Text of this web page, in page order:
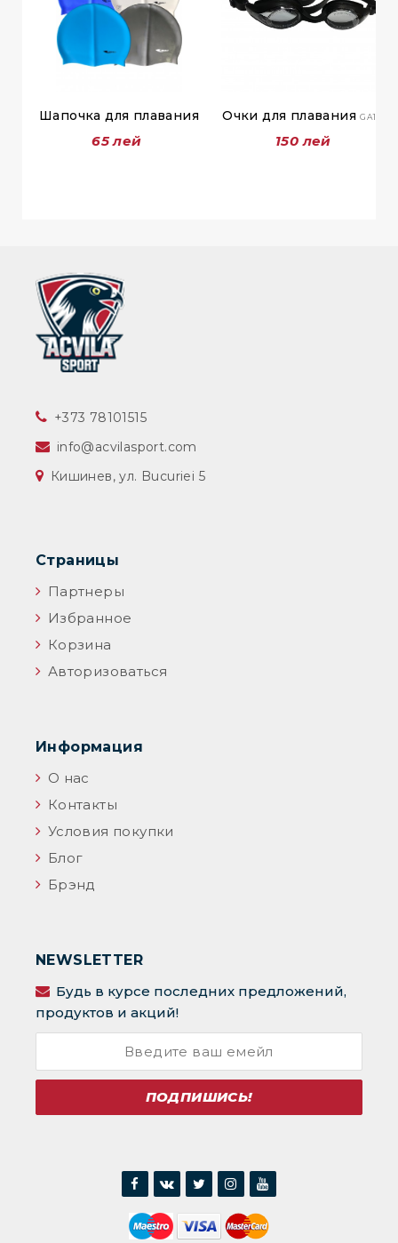
Шапочка для плавания
65 лей
Очки для плаванияGA1168
150 лей
‎+373 78101515
info@acvilasport.com
Кишинев, ул. Bucuriei 5
Страницы
Партнеры
Избранное
Корзина
Авторизоваться
Информация
О нас
Контакты
Условия покупки
Блог
Брэнд
NEWSLETTER
Будь в курсе последних предложений,
продуктов и акций!
ПОДПИШИСЬ!